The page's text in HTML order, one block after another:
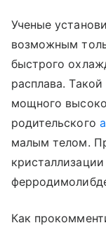
Ученые
возможным
быстрого
расплава.
мощного
родительского
малым телом.
Как